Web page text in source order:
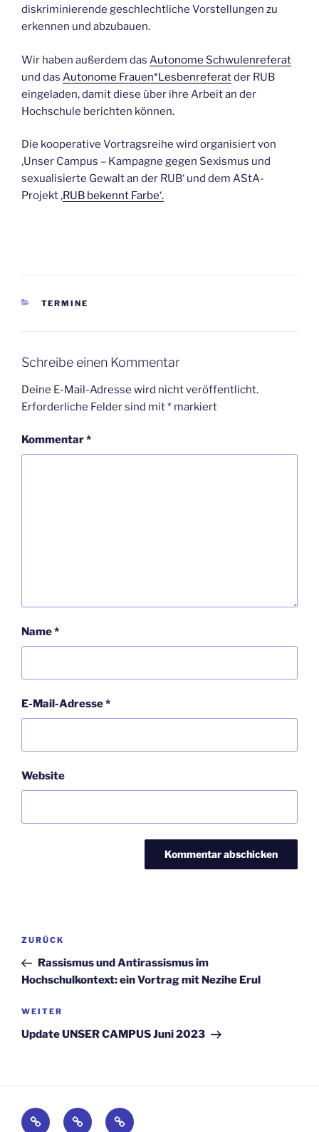
diskriminierende geschlechtliche Vorstellungen zu
erkennen und abzubauen.
Wir haben außerdem das Autonome Schwulenreferat
und das Autonome Frauen*Lesbenreferatder RUB
eingeladen, damit diese über ihre Arbeit an der
Hochschule berichten können.
Die kooperative Vortragsreihe wird organisiert von
‚Unser Campus – Kampagne gegen Sexismus und
sexualisierte Gewalt an der RUB‘ und dem AStA-
Projekt ‚RUB bekennt Farbe‘.
KATEGORIEN
TERMINE
Schreibe einen Kommentar
Deine E-Mail-Adresse wird nicht veröffentlicht.
Erforderliche Felder sind mit* markiert
Kommentar*
Name*
E-Mail-Adresse*
Website
Beitragsnavigation
Vorheriger
Beitrag
ZURÜCK
Rassismus und Antirassismus im
Hochschulkontext: ein Vortrag mit Nezihe Erul
Nächster
Beitrag
WEITER
Update UNSER CAMPUS Juni 2023
Kontakt ImpressumDatenschutz